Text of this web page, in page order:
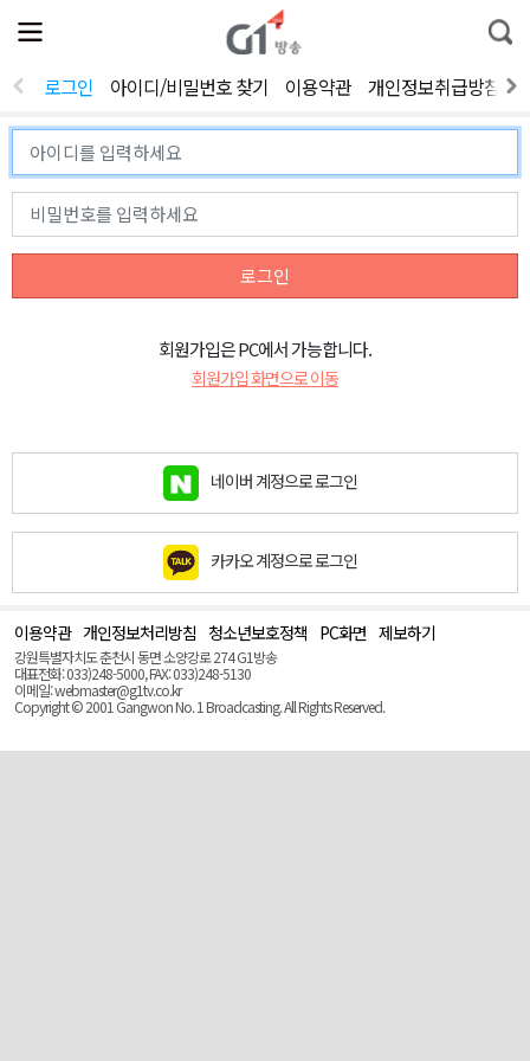
전
체
뉴
열
통
합
색
로그인 아이디/비밀번호 찾기 이용약관 개인정보취급방침
로그인
회원가입은 PC에서 가능합니다.
회원가입 화면으로 이동
네이버 계정으로 로그인
카카오 계정으로 로그인
이용약관 개인정보처리방침 청소년보호정책 PC화면 제보하기
강원특별자치도 춘천시 동면 소양강로 274 G1방송
대표전화: 033)248-5000, FAX: 033)248-5130
이메일: webmaster@g1tv.co.kr
Copyright © 2001 Gangwon No. 1 Broadcasting. All Rights Reserved.